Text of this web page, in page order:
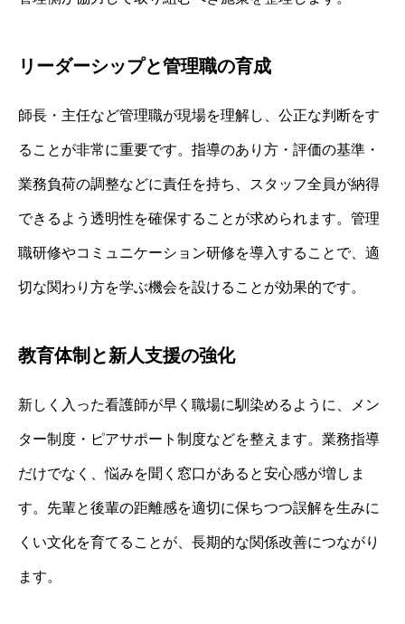
リーダーシップと管理職の育成
師長・主任など管理職が現場を理解し、公正な判断をす
ることが非常に重要です。指導のあり方・評価の基準・
業務負荷の調整などに責任を持ち、スタッフ全員が納得
できるよう透明性を確保することが求められます。管理
職研修やコミュニケーション研修を導入することで、適
切な関わり方を学ぶ機会を設けることが効果的です。
教育体制と新人支援の強化
新しく入った看護師が早く職場に馴染めるように、メン
ター制度・ピアサポート制度などを整えます。業務指導
だけでなく、悩みを聞く窓口があると安心感が増しま
す。先輩と後輩の距離感を適切に保ちつつ誤解を生みに
くい文化を育てることが、長期的な関係改善につながり
ます。